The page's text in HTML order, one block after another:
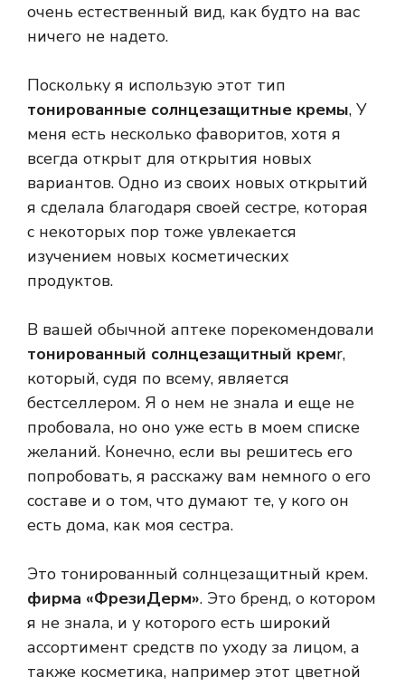
очень естественный вид, как будто на вас
ничего не надето.
Поскольку я использую этот тип
тонированные солнцезащитные кремы, У
меня есть несколько фаворитов, хотя я
всегда открыт для открытия новых
вариантов. Одно из своих новых открытий
я сделала благодаря своей сестре, которая
с некоторых пор тоже увлекается
изучением новых косметических
продуктов.
В вашей обычной аптеке порекомендовали
тонированный солнцезащитный кремr,
который, судя по всему, является
бестселлером. Я о нем не знала и еще не
пробовала, но оно уже есть в моем списке
желаний. Конечно, если вы решитесь его
попробовать, я расскажу вам немного о его
составе и о том, что думают те, у кого он
есть дома, как моя сестра.
Это тонированный солнцезащитный крем.
фирма «ФрезиДерм». Это бренд, о котором
я не знала, и у которого есть широкий
ассортимент средств по уходу за лицом, а
также косметика, например этот цветной